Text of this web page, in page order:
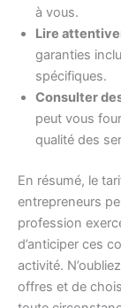
à vous.
Lire
garanties
spécifiques.
Consulter
peut vous
qualité des
En résumé, le
entrepreneurs
profession
d’anticiper ces
activité.
offres et de